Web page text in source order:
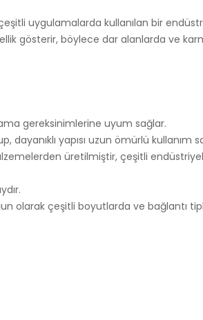
uygulamalarda kullanılan bir
gösterir, böylece dar alanlarda ve
gereksinimlerine uyum sağlar.
dayanıklı yapısı uzun ömürlü kullanım
üretilmiştir, çeşitli
olarak çeşitli boyutlarda ve bağlantı